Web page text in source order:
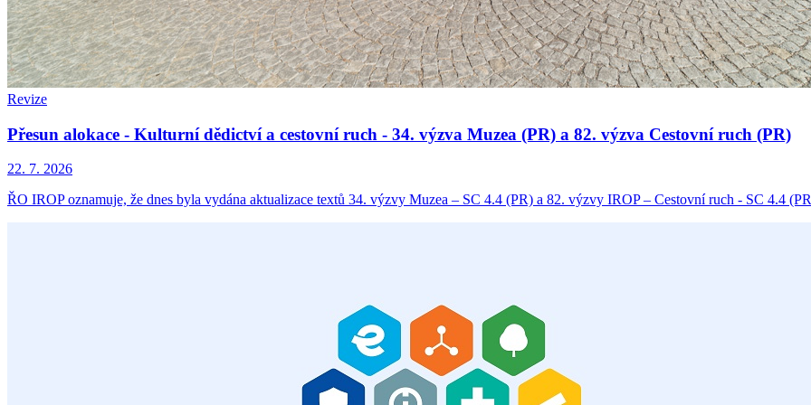
Revize
Přesun alokace - Kulturní dědictví a cestovní ruch - 34. výzva Muzea (PR) a 82. výzva Cestovní ruch (PR)
22. 7. 2026
ŘO IROP oznamuje, že dnes byla vydána aktualizace textů 34. výzvy Muzea – SC 4.4 (PR) a 82. výzvy IROP – Cestovní ruch - SC 4.4